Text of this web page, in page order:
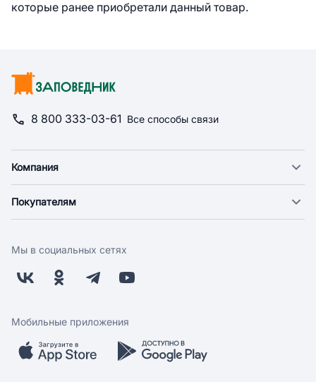
которые ранее приобретали данный товар.
8 800 333-03-61 Все способы связи
Компания
Новости
Поставщикам
Заводчикам
Обратная связь
Покупателям
Оплата
Бонусная программа
Скидки и акции
Мобильное приложение
Мы в социальных сетях
Мобильные приложения